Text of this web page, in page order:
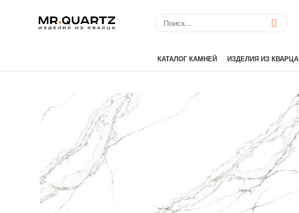
КАТАЛОГ КАМНЕЙ
Caesarstone (Израиль)
Compac (Португалия)
Crystal (Китай)
Etna Quartz (Китай)
ИЗДЕЛИЯ ИЗ КВАРЦА